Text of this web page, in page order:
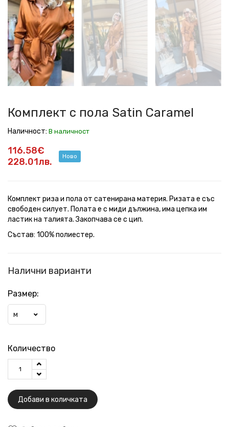
с
пола
Satin
Caramel
с
пола
Satin
Caramel
с
пола
Satin
Caramel
с
пола
Satin
Caramel
с
пола
Satin
Caramel
с
пола
Satin
Caramel
с
пола
Satin
Caramel
с
пола
Satin
Caramel
Комплект с пола Satin Caramel
Наличност: В наличност
116.58€
228.01лв.
Ново
Комплект риза и пола от сатенирана материя. Ризата е със
свободен силует. Полата е с миди дължина, има цепка им
ластик на талията. Закопчава се с цип.
Състав: 100% полиестер.
Налични варианти
Размер:
M
Количество
Добави в количката